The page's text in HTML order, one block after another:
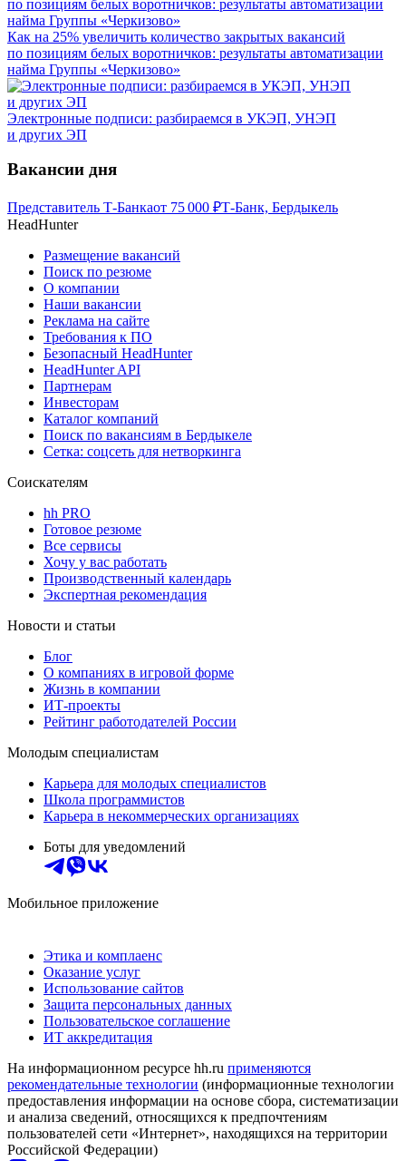
Как на 25% увеличить количество закрытых вакансий
по позициям белых воротничков: результаты автоматизации
найма Группы «Черкизово»
Электронные подписи: разбираемся в УКЭП, УНЭП
и других ЭП
Вакансии дня
Представитель Т-Банкаот 75 000 ₽Т-Банк, Бердыкель
HeadHunter
Размещение вакансий
Поиск по резюме
О компании
Наши вакансии
Реклама на сайте
Требования к ПО
Безопасный HeadHunter
HeadHunter API
Партнерам
Инвесторам
Каталог компаний
Поиск по вакансиям в Бердыкеле
Сетка: соцсеть для нетворкинга
Соискателям
hh PRO
Готовое резюме
Все сервисы
Хочу у вас работать
Производственный календарь
Экспертная рекомендация
Новости и статьи
Блог
О компаниях в игровой форме
Жизнь в компании
ИТ-проекты
Рейтинг работодателей России
Молодым специалистам
Карьера для молодых специалистов
Школа программистов
Карьера в некоммерческих организациях
Боты для уведомлений
Мобильное приложение
Этика и комплаенс
Оказание услуг
Использование сайтов
Защита персональных данных
Пользовательское соглашение
ИТ аккредитация
На информационном ресурсе hh.ru применяются
рекомендательные технологии (информационные технологии
предоставления информации на основе сбора, систематизации
и анализа сведений, относящихся к предпочтениям
пользователей сети «Интернет», находящихся на территории
Российской Федерации)